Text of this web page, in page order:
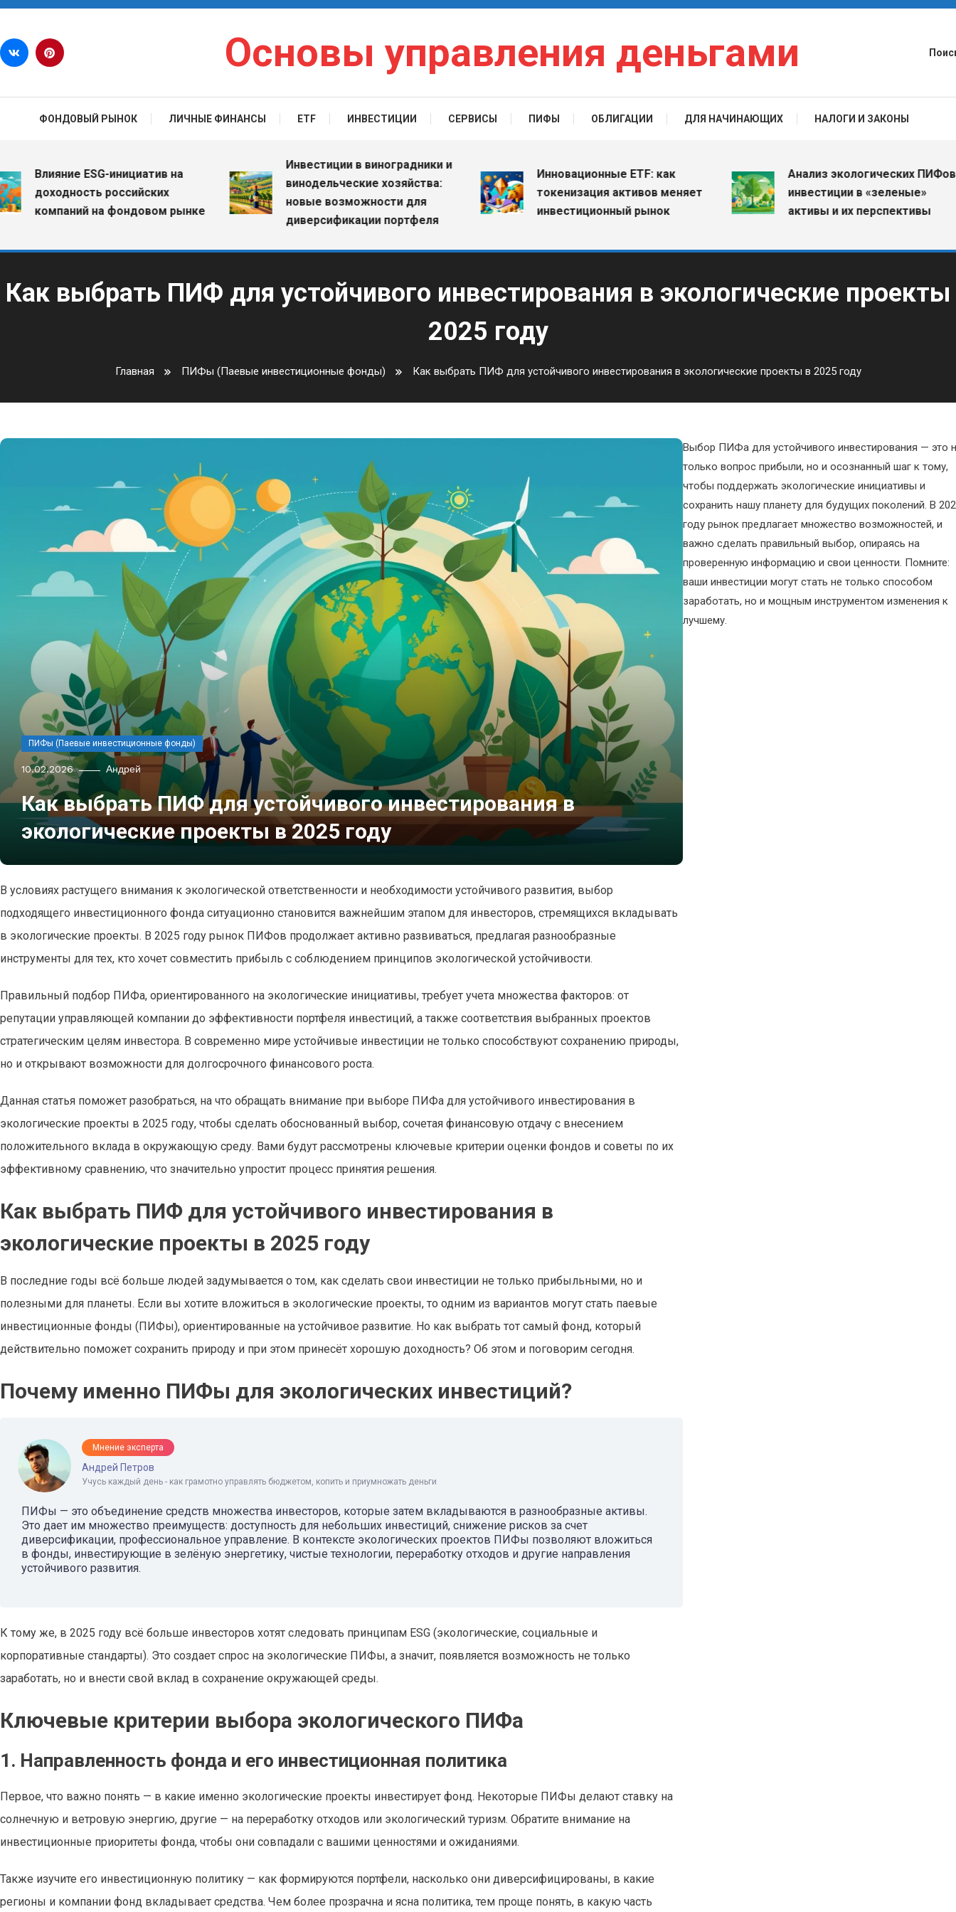
Перейти к содержимому
Основы управления деньгами
ФОНДОВЫЙ РЫНОК ЛИЧНЫЕ ФИНАНСЫ ETF ИНВЕСТИЦИИ СЕРВИСЫ ПИФЫ ОБЛИГАЦИИ ДЛЯ НАЧИНАЮЩИХ НАЛОГИ И ЗАКОНЫ
Влияние ESG-инициатив на
доходность российских
компаний на фондовом рынке
Инвестиции в виноградники и
винодельческие хозяйства:
новые возможности для
диверсификации портфеля
Инновационные ETF: как
токенизация активов меняет
инвестиционный рынок
Анализ экологических ПИФов:
инвестиции в «зеленые»
активы и их перспективы
Как выбрать ПИФ для устойчивого инвестирования в экологические проекты
2025 году
Главная ПИФы (Паевые инвестиционные фонды) Как выбрать ПИФ для устойчивого инвестирования в экологические проекты в 2025 году
ПИФы (Паевые инвестиционные фонды)
10.02.2026 Андрей
Как выбрать ПИФ для устойчивого инвестирования в
экологические проекты в 2025 году
В условиях растущего внимания к экологической ответственности и необходимости устойчивого развития, выбор
подходящего инвестиционного фонда ситуационно становится важнейшим этапом для инвесторов, стремящихся вкладывать
в экологические проекты. В 2025 году рынок ПИФов продолжает активно развиваться, предлагая разнообразные
инструменты для тех, кто хочет совместить прибыль с соблюдением принципов экологической устойчивости.
Правильный подбор ПИФа, ориентированного на экологические инициативы, требует учета множества факторов: от
репутации управляющей компании до эффективности портфеля инвестиций, а также соответствия выбранных проектов
стратегическим целям инвестора. В современно мире устойчивые инвестиции не только способствуют сохранению природы,
но и открывают возможности для долгосрочного финансового роста.
Данная статья поможет разобраться, на что обращать внимание при выборе ПИФа для устойчивого инвестирования в
экологические проекты в 2025 году, чтобы сделать обоснованный выбор, сочетая финансовую отдачу с внесением
положительного вклада в окружающую среду. Вами будут рассмотрены ключевые критерии оценки фондов и советы по их
эффективному сравнению, что значительно упростит процесс принятия решения.
Как выбрать ПИФ для устойчивого инвестирования в
экологические проекты в 2025 году
В последние годы всё больше людей задумывается о том, как сделать свои инвестиции не только прибыльными, но и
полезными для планеты. Если вы хотите вложиться в экологические проекты, то одним из вариантов могут стать паевые
инвестиционные фонды (ПИФы), ориентированные на устойчивое развитие. Но как выбрать тот самый фонд, который
действительно поможет сохранить природу и при этом принесёт хорошую доходность? Об этом и поговорим сегодня.
Почему именно ПИФы для экологических инвестиций?
Мнение эксперта
Андрей Петров
Учусь каждый день - как грамотно управлять бюджетом, копить и приумножать деньги
ПИФы — это объединение средств множества инвесторов, которые затем вкладываются в разнообразные активы.
Это дает им множество преимуществ: доступность для небольших инвестиций, снижение рисков за счет
диверсификации, профессиональное управление. В контексте экологических проектов ПИФы позволяют вложиться
в фонды, инвестирующие в зелёную энергетику, чистые технологии, переработку отходов и другие направления
устойчивого развития.
К тому же, в 2025 году всё больше инвесторов хотят следовать принципам ESG (экологические, социальные и
корпоративные стандарты). Это создает спрос на экологические ПИФы, а значит, появляется возможность не только
заработать, но и внести свой вклад в сохранение окружающей среды.
Ключевые критерии выбора экологического ПИФа
1. Направленность фонда и его инвестиционная политика
Первое, что важно понять — в какие именно экологические проекты инвестирует фонд. Некоторые ПИФы делают ставку на
солнечную и ветровую энергию, другие — на переработку отходов или экологический туризм. Обратите внимание на
инвестиционные приоритеты фонда, чтобы они совпадали с вашими ценностями и ожиданиями.
Также изучите его инвестиционную политику — как формируются портфели, насколько они диверсифицированы, в какие
регионы и компании фонд вкладывает средства. Чем более прозрачна и ясна политика, тем проще понять, в какую часть
Выбор ПИФа для устойчивого инвестирования — это
только вопрос прибыли, но и осознанный шаг к тому,
чтобы поддержать экологические инициативы и
сохранить нашу планету для будущих поколений. В
году рынок предлагает множество возможностей, и
важно сделать правильный выбор, опираясь на
проверенную информацию и свои ценности. Помните:
ваши инвестиции могут стать не только способом
заработать, но и мощным инструментом изменения к
лучшему.